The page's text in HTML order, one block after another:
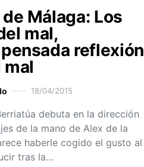
Málaga: Los
mal,
reflexión
mal
18/04/2015
debuta en la dirección
de la mano de Alex de la
haberle cogido el gusto al
tras la…